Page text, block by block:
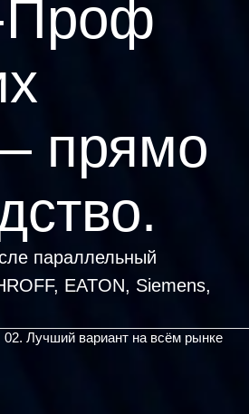
Проф
прямо
параллельный
EA